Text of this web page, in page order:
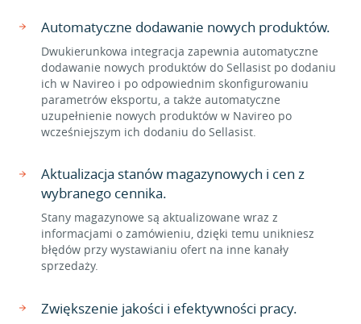
Automatyczne dodawanie nowych produktów.
Dwukierunkowa integracja zapewnia automatyczne
dodawanie nowych produktów do Sellasist po dodaniu
ich w Navireo i po odpowiednim skonfigurowaniu
parametrów eksportu, a także automatyczne
uzupełnienie nowych produktów w Navireo po
wcześniejszym ich dodaniu do Sellasist.
Aktualizacja stanów magazynowych i cen z
wybranego cennika.
Stany magazynowe są aktualizowane wraz z
informacjami o zamówieniu, dzięki temu unikniesz
błędów przy wystawianiu ofert na inne kanały
sprzedaży.
Zwiększenie jakości i efektywności pracy.